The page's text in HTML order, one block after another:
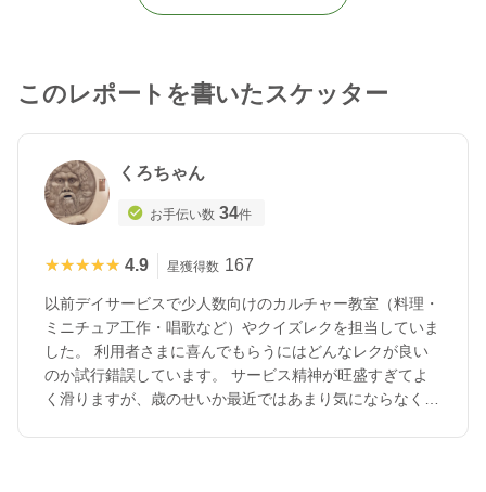
このレポートを書いたスケッター
くろちゃん
お手伝い数 34件
★★★★★
★★★★★ 4.9 星獲得数 167
以前デイサービスで少人数向けのカルチャー教室（料理・
ミニチュア工作・唱歌など）やクイズレクを担当していま
した。 利用者さまに喜んでもらうにはどんなレクが良い
のか試行錯誤しています。 サービス精神が旺盛すぎてよ
く滑りますが、歳のせいか最近ではあまり気にならなくな